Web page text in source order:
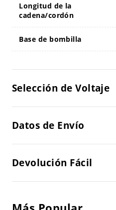
Longitud de la
cadena/cordón
Base de bombilla
Selección de Voltaje
Datos de Envío
Devolución Fácil